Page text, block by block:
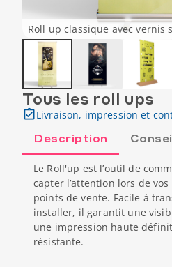
Roll up classique avec vernis
Tous les roll ups
Livraison, impression et
Description
Le Roll'up est l’outil de
capter l’attention lors de
points de vente. Facile à
installer, il garantit une
une impression haute
résistante.